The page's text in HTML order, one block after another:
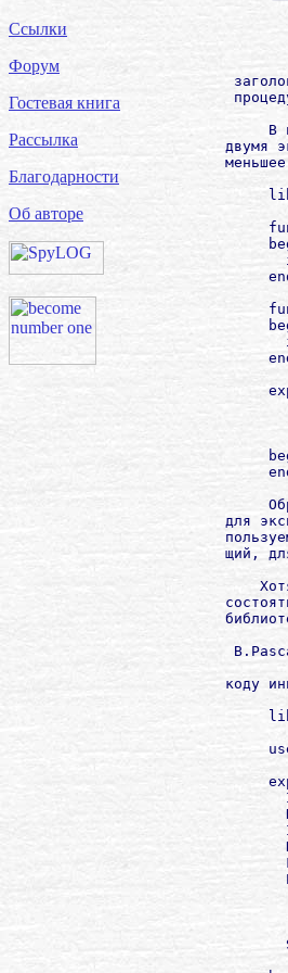
Ссылки
Форум
Гостевая книга
Рассылка
Благодарности
Об авторе
В
двумя
для
щий,
коду